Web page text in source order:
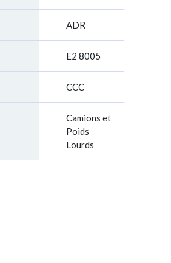
ADR
E2 8005
CCC
Camions et
Poids
Lourds